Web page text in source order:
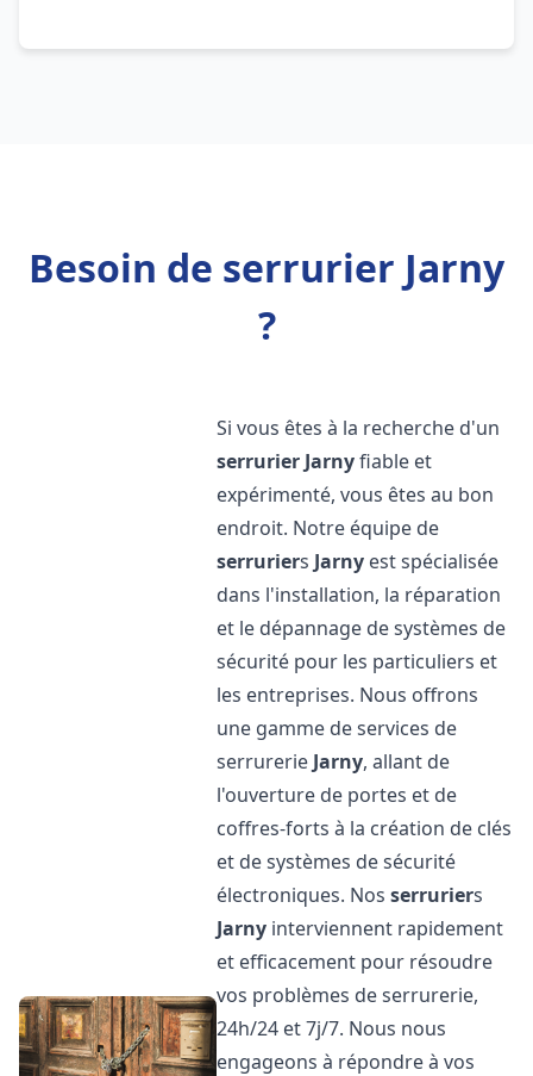
Besoin de serrurier Jarny
?
Si vous êtes à la recherche d'un
serrurier Jarnyfiable et
expérimenté, vous êtes au bon
endroit. Notre équipe de
serruriers Jarny est spécialisée
dans l'installation, la réparation
et le dépannage de systèmes de
sécurité pour les particuliers et
les entreprises. Nous offrons
une gamme de services de
serrurerie Jarny, allant de
l'ouverture de portes et de
coffres-forts à la création de clés
et de systèmes de sécurité
électroniques. Nosserruriers
Jarny interviennent rapidement
et efficacement pour résoudre
vos problèmes de serrurerie,
24h/24 et 7j/7. Nous nous
engageons à répondre à vos